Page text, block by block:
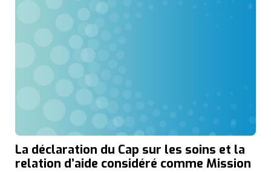
La déclaration du Cap sur les soins et la
relation d’aide considéré comme Mission